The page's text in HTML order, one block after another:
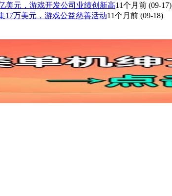
美元，游戏开发公司业绩创新高11个月前 (09-17)
17万美元，游戏公益慈善活动11个月前 (09-18)